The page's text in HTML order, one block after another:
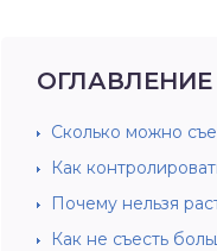
ОГЛАВЛЕНИЕ
Сколько можно
Как
Почему нельзя
Как не съесть